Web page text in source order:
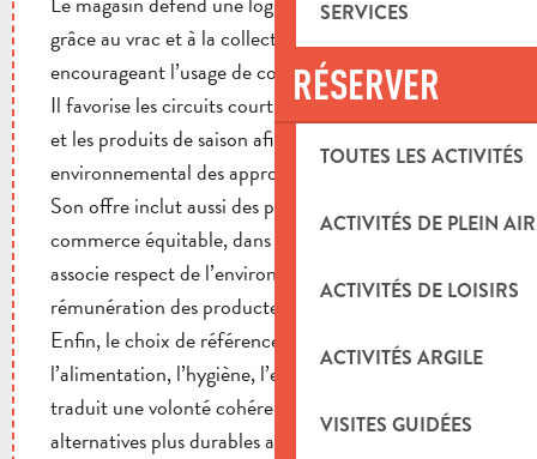
SERVICES
RÉSERVER
TOUTES LES ACTIVITÉS
ACTIVITÉS DE PLEIN AIR
ACTIVITÉS DE LOISIRS
ACTIVITÉS ARGILE
VISITES GUIDÉES
grâce au vrac et à la collecte de réemploi, tout en
encourageant l’usage de contenants réutilisables.
Il favorise les circuits courts, les producteurs locaux
et les produits de saison afin de réduire l’impact
environnemental des approvisionnements.
Son offre inclut aussi des produits issus du
commerce équitable, dans une démarche qui
associe respect de l’environnement et juste
rémunération des producteurs.
Enfin, le choix de références bio pour
l’alimentation, l’hygiène, l’entretien et le bien-être
traduit une volonté cohérente de proposer des
alternatives plus durables au quotidien.